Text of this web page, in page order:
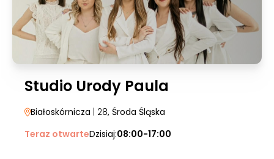
Studio Urody Paula
Białoskórnicza | 28, Środa Śląska
Teraz otwarteDzisiaj:08:00-17:00